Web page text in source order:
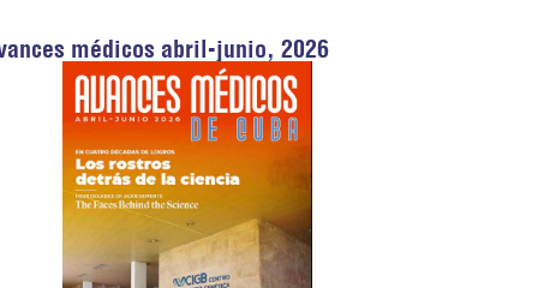
médicos abril-junio, 2026